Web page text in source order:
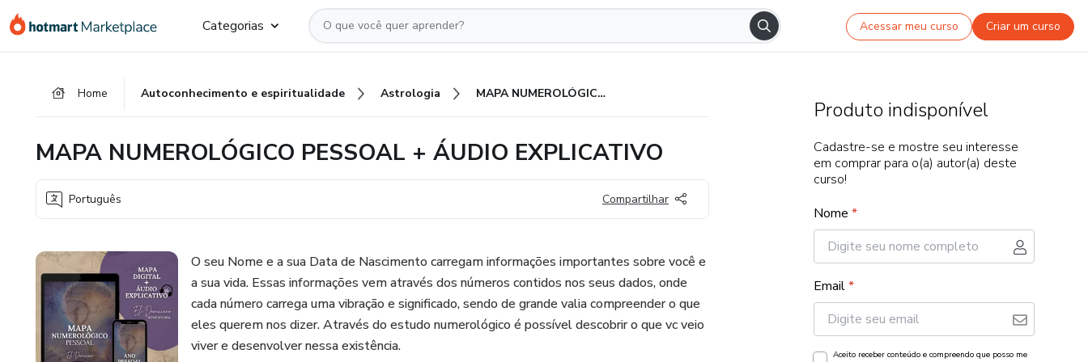
para
para
para
Categorias Acessar meu curso Criar um curso
Home Autoconhecimento e espiritualidade Astrologia MAPA NUMEROLÓGICO PESSOAL + ÁUDIO EXPLICATIVO
MAPA NUMEROLÓGICO PESSOAL + ÁUDIO EXPLICATIVO
Português Compartilhar
O seu Nome e a sua Data de Nascimento carregam informações importantes sobre você e
a sua vida. Essas informações vem através dos números contidos nos seus dados, onde
cada número carrega uma vibração e significado, sendo de grande valia compreender o que
eles querem nos dizer. Através do estudo numerológico é possível descobrir o que vc veio
viver e desenvolver nessa existência.
Produto indisponível
Cadastre-se e mostre seu interesse
em comprar para o(a) autor(a) deste
curso!
Nome *
Email*
Aceito receber conteúdo e compreendo que posso me